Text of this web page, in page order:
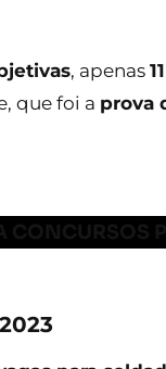
, apenas
que foi a prova